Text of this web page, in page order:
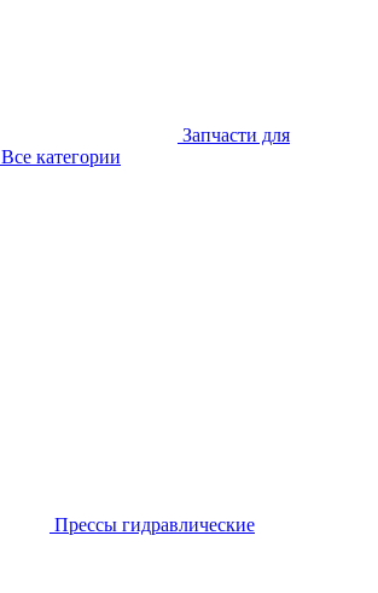
Запчасти для
Все категории
Прессы гидравлические